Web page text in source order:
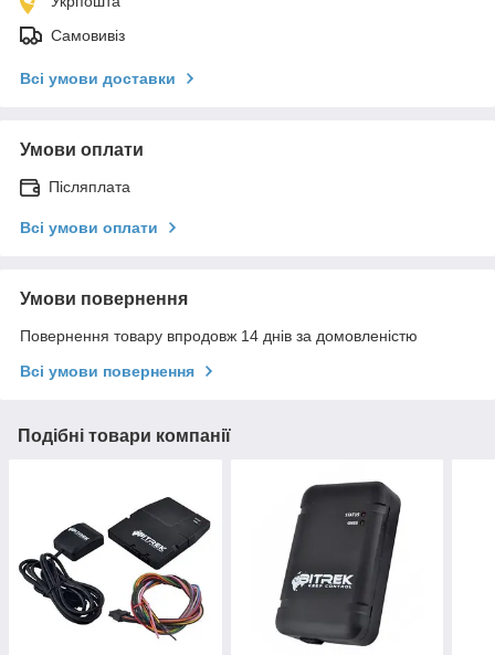
Самовивіз
Всі умови доставки
Умови оплати
Післяплата
Всі умови оплати
Умови повернення
Повернення товару впродовж 14 днів за домовленістю
Всі умови повернення
Подібні товари компанії